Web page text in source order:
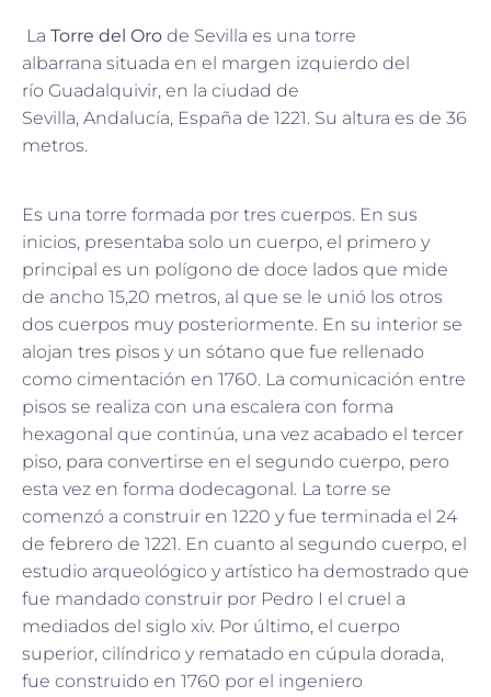
La Torre del Oro de Sevilla es una torre
albarrana situada en el margen izquierdo del
río Guadalquivir, en la ciudad de
Sevilla, Andalucía, España de 1221. Su altura es de 36
metros.
Es una torre formada por tres cuerpos. En sus
inicios, presentaba solo un cuerpo, el primero y
principal es un polígono de doce lados que mide
de ancho 15,20 metros, al que se le unió los otros
dos cuerpos muy posteriormente. En su interior se
alojan tres pisos y un sótano que fue rellenado
como cimentación en 1760. La comunicación entre
pisos se realiza con una escalera con forma
hexagonal que continúa, una vez acabado el tercer
piso, para convertirse en el segundo cuerpo, pero
esta vez en forma dodecagonal. La torre se
comenzó a construir en 1220 y fue terminada el 24
de febrero de 1221. En cuanto al segundo cuerpo, el
estudio arqueológico y artístico ha demostrado que
fue mandado construir por Pedro I el cruel a
mediados del siglo xiv. Por último, el cuerpo
superior, cilíndrico y rematado en cúpula dorada,
fue construido en 1760 por el ingeniero